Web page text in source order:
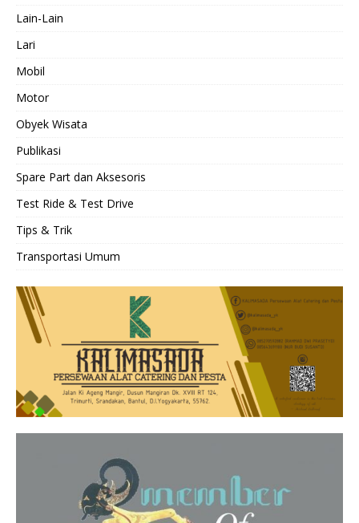
Lain-Lain
Lari
Mobil
Motor
Obyek Wisata
Publikasi
Spare Part dan Aksesoris
Test Ride & Test Drive
Tips & Trik
Transportasi Umum